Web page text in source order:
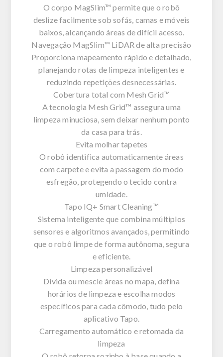
O corpo MagSlim™ permite que o robô
deslize facilmente sob sofás, camas e móveis
baixos, alcançando áreas de difícil acesso.
Navegação MagSlim™ LiDAR de alta precisão
Proporciona mapeamento rápido e detalhado,
planejando rotas de limpeza inteligentes e
reduzindo repetições desnecessárias.
Cobertura total com Mesh Grid™
A tecnologia Mesh Grid™ assegura uma
limpeza minuciosa, sem deixar nenhum ponto
da casa para trás.
Evita molhar tapetes
O robô identifica automaticamente áreas
com carpete e evita a passagem do modo
esfregão, protegendo o tecido contra
umidade.
Tapo IQ+ Smart Cleaning™
Sistema inteligente que combina múltiplos
sensores e algoritmos avançados, permitindo
que o robô limpe de forma autônoma, segura
e eficiente.
Limpeza personalizável
Divida ou mescle áreas no mapa, defina
horários de limpeza e escolha modos
específicos para cada cômodo, tudo pelo
aplicativo Tapo.
Carregamento automático e retomada da
limpeza